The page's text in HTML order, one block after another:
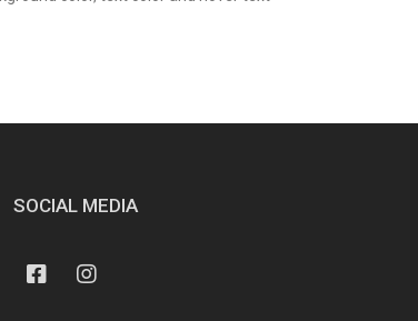
SOCIAL MEDIA
FacebookInstagram